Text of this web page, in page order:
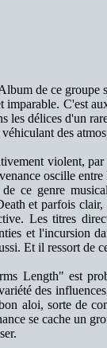
de ce groupe
imparable. C'est
les délices d'un
des
violent,
oscille
de ce genre
et parfois
Les titres
et l'incursion
Et il ressort de
Length" est
des
aloi, sorte de
se cache un